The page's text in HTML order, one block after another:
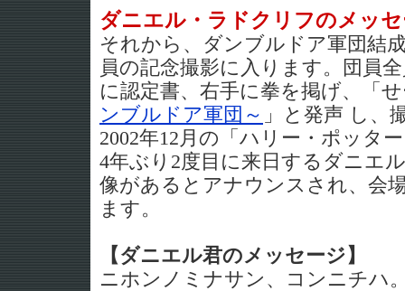
ダニエル・ラドクリフのメッ
それから、ダンブルドア軍団結
員の記念撮影に入ります。団員
に認定書、右手に拳を掲げ、「
ンブルドア軍団～ 」と発声 し、
2002年12月の「ハリー・ポッタ
4年ぶり2度目に来日するダニエ
像があるとアナウンスされ、会
ます。
【ダニエル君のメッセージ】
ニホンノミナサン、コンニチハ